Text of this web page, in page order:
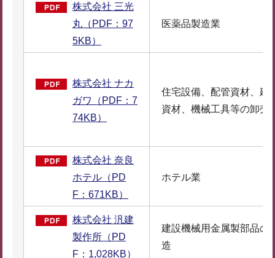
株式会社 三光
丸（PDF：97
5KB）
医薬品製造業
株式会社 ナカ
ガワ（PDF：7
74KB）
住宅設備、配管資材、建
資材、機械工具等の卸売
株式会社 奈良
ホテル（PD
F：671KB）
ホテル業
株式会社 汎建
製作所（PD
F：1,028KB）
建設機械用金属製部品の
造